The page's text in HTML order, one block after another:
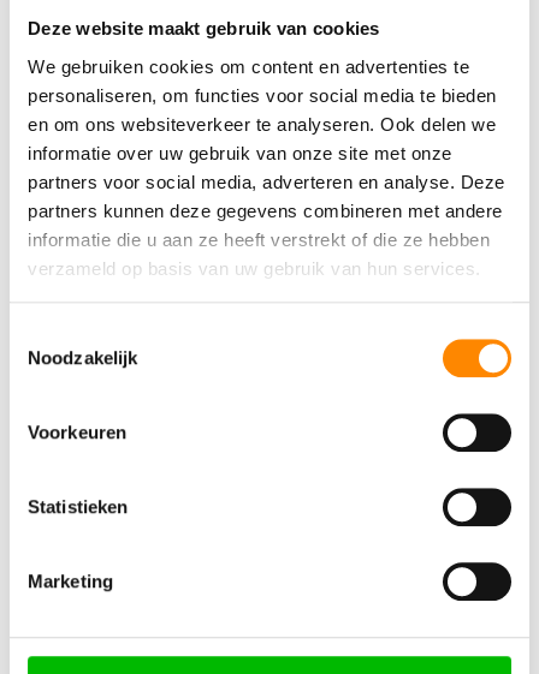
Deze website maakt gebruik van cookies
We gebruiken cookies om content en advertenties te
personaliseren, om functies voor social media te bieden
en om ons websiteverkeer te analyseren. Ook delen we
informatie over uw gebruik van onze site met onze
partners voor social media, adverteren en analyse. Deze
partners kunnen deze gegevens combineren met andere
informatie die u aan ze heeft verstrekt of die ze hebben
verzameld op basis van uw gebruik van hun services.
Noodzakelijk
Voorkeuren
Statistieken
Marketing
aan boord.
Glasbodem boot
Sloep varen (zelf sturen)
Heerlijk relaxed zelf sturen op deze luxe sloep. Geniet
op het Spaanse Water en jij bent zelf de kapitein. Luxe